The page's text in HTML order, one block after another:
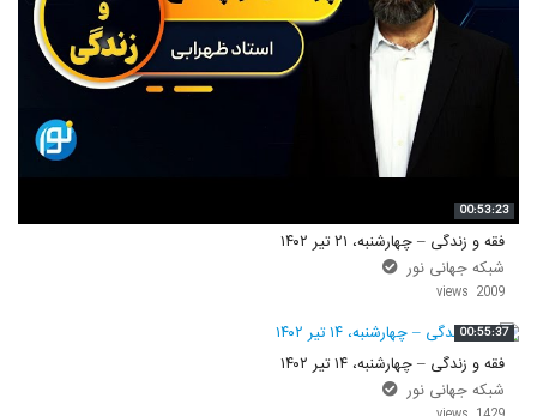
00:53:23
فقه و زندگی – چهارشنبه، ۲۱ تیر ۱۴۰۲
شبکه جهانی نور
2009 views
00:55:37
فقه و زندگی – چهارشنبه، ۱۴ تیر ۱۴۰۲
شبکه جهانی نور